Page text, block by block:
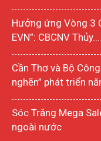
Hưởng ứng Vòng 3
EVN”: CBCNV Thủy...
Cần Thơ và Bộ
nghẽn” phát triển
Sóc Trăng Mega
ngoài nước